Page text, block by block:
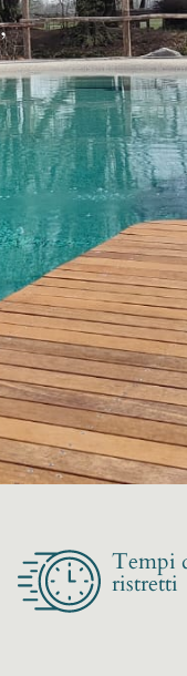
Tempi
ristretti